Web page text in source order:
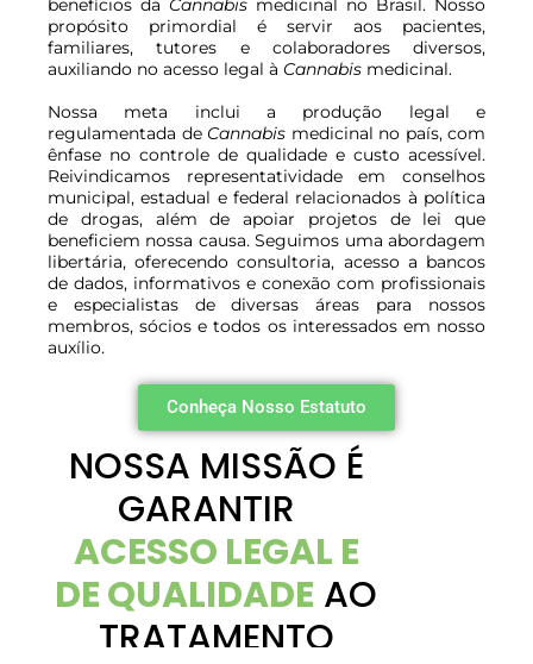
Agendar Agora
benefícios da Cannabis medicinal no Brasil. Nosso
propósito primordial é servir aos pacientes,
familiares, tutores e colaboradores diversos,
auxiliando no acesso legal à Cannabis medicinal.
Nossa meta inclui a produção legal e
regulamentada de Cannabis medicinal no país, com
ênfase no controle de qualidade e custo acessível.
Reivindicamos representatividade em conselhos
municipal, estadual e federal relacionados à política
de drogas, além de apoiar projetos de lei que
beneficiem nossa causa. Seguimos uma abordagem
libertária, oferecendo consultoria, acesso a bancos
de dados, informativos e conexão com profissionais
e especialistas de diversas áreas para nossos
membros, sócios e todos os interessados em nosso
auxílio.
Conheça Nosso Estatuto
NOSSA MISSÃO É
GARANTIR
ACESSO LEGAL E
DE QUALIDADE AO
TRATAMENTO